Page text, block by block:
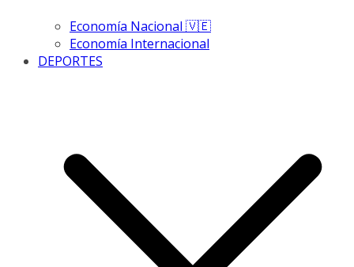
Economía Nacional 🇻🇪
Economía Internacional
DEPORTES